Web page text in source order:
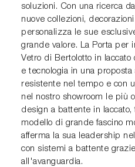
soluzioni. Con una ricerca
nuove collezioni,
personalizza le sue
grande valore. La Porta per
Vetro di Bertolotto in laccato
e tecnologia in una
resistente nel tempo e con
nel nostro showroom le più
design a battente in laccato,
modello di grande fascino
afferma la sua leadership
con sistemi a battente
all'avanguardia.